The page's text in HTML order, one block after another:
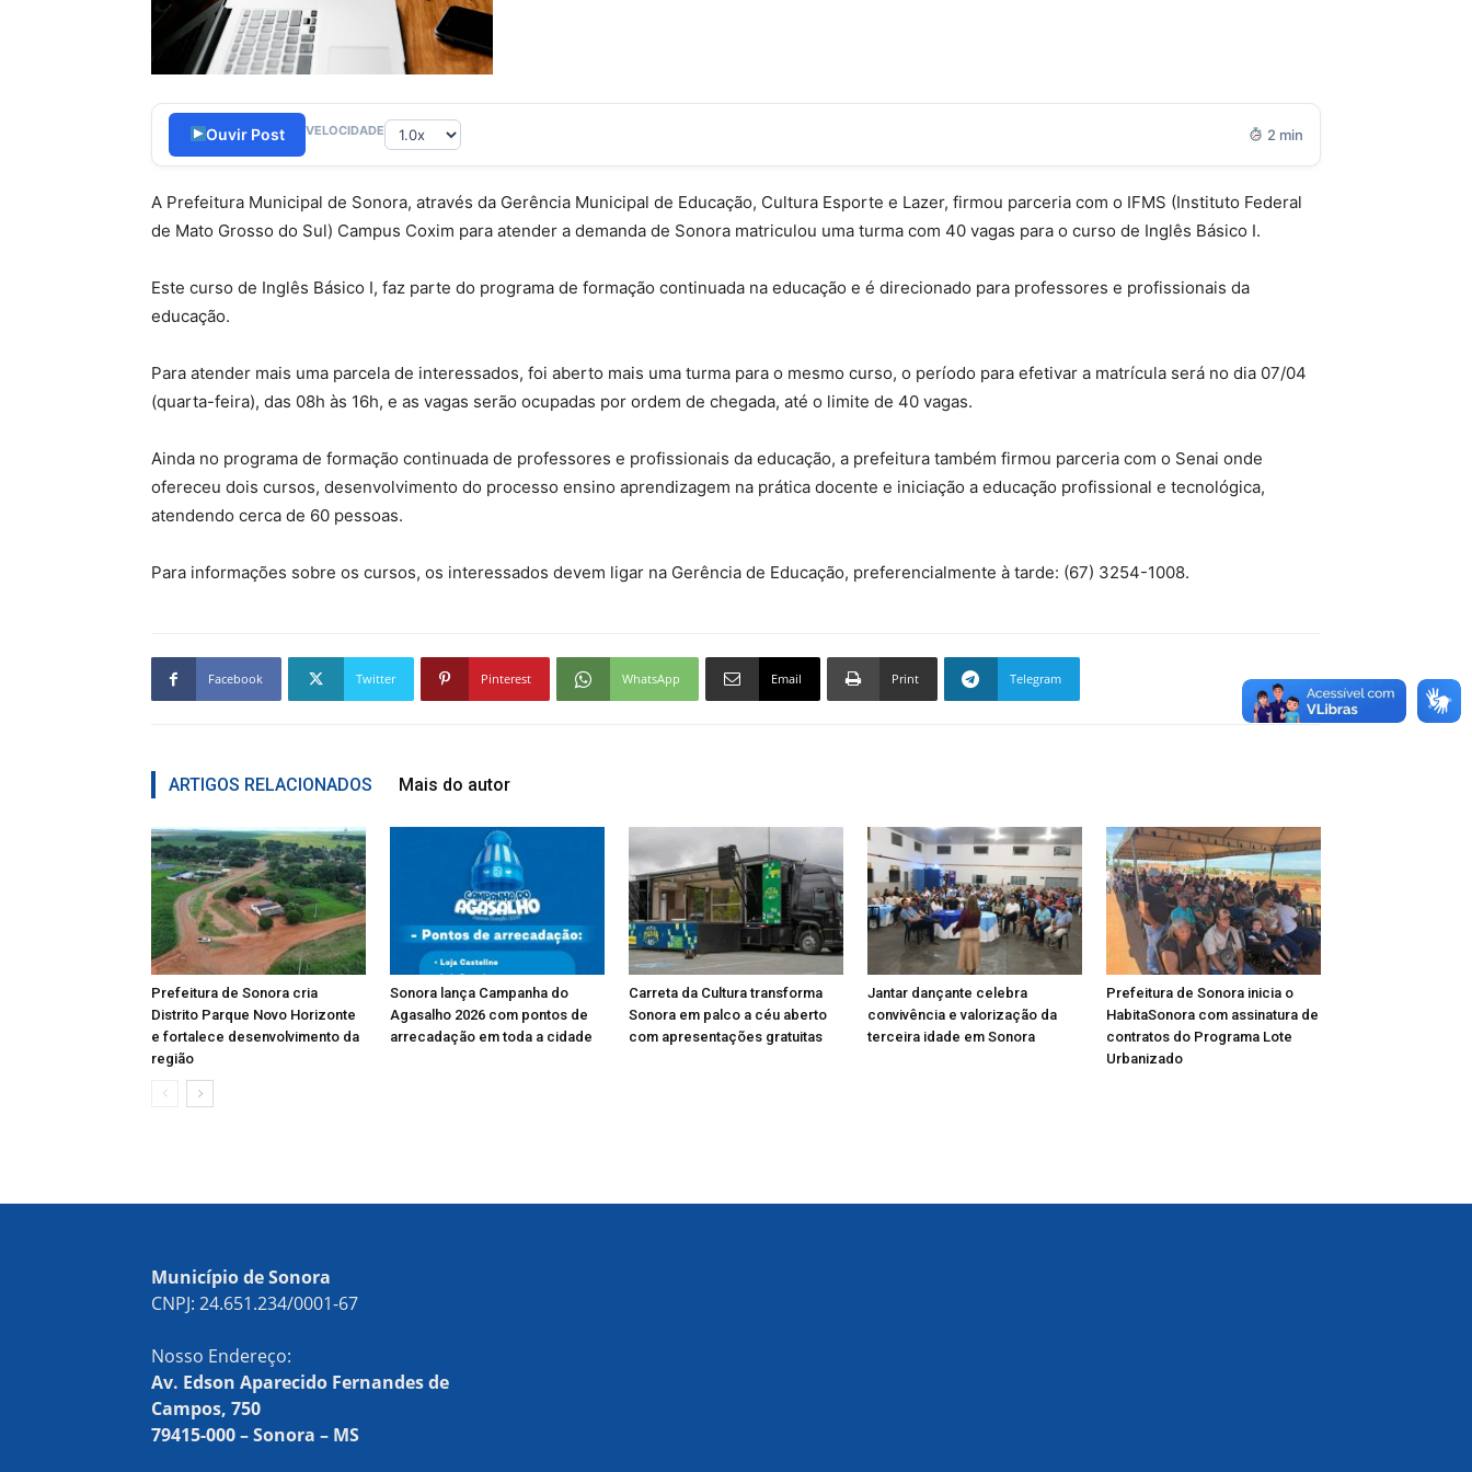
Ouvir Post VELOCIDADE 2 min
A Prefeitura Municipal de Sonora, através da Gerência Municipal de Educação, Cultura Esporte e Lazer, firmou parceria com o IFMS (Instituto Federal
de Mato Grosso do Sul) Campus Coxim para atender a demanda de Sonora matriculou uma turma com 40 vagas para o curso de Inglês Básico I.
Este curso de Inglês Básico I, faz parte do programa de formação continuada na educação e é direcionado para professores e profissionais da
educação.
Para atender mais uma parcela de interessados, foi aberto mais uma turma para o mesmo curso, o período para efetivar a matrícula será no dia 07/04
(quarta-feira), das 08h às 16h, e as vagas serão ocupadas por ordem de chegada, até o limite de 40 vagas.
Ainda no programa de formação continuada de professores e profissionais da educação, a prefeitura também firmou parceria com o Senai onde
ofereceu dois cursos, desenvolvimento do processo ensino aprendizagem na prática docente e iniciação a educação profissional e tecnológica,
atendendo cerca de 60 pessoas.
Para informações sobre os cursos, os interessados devem ligar na Gerência de Educação, preferencialmente à tarde: (67) 3254-1008.
Facebook Twitter Pinterest WhatsApp Email Print Telegram
ARTIGOS RELACIONADOS Mais do autor
Prefeitura de Sonora cria
Distrito Parque Novo Horizonte
e fortalece desenvolvimento da
região
Sonora lança Campanha do
Agasalho 2026 com pontos de
arrecadação em toda a cidade
Carreta da Cultura transforma
Sonora em palco a céu aberto
com apresentações gratuitas
Jantar dançante celebra
convivência e valorização da
terceira idade em Sonora
Prefeitura de Sonora inicia o
HabitaSonora com assinatura de
contratos do Programa Lote
Urbanizado
Município de Sonora
CNPJ: 24.651.234/0001-67
Nosso Endereço:
Av. Edson Aparecido Fernandes de
Campos, 750
79415-000 – Sonora – MS